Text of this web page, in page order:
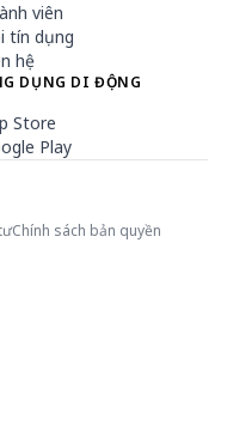
viên
tín dụng
hệ
DỤNG DI ĐỘNG
Store
Play
Chính sách bản quyền